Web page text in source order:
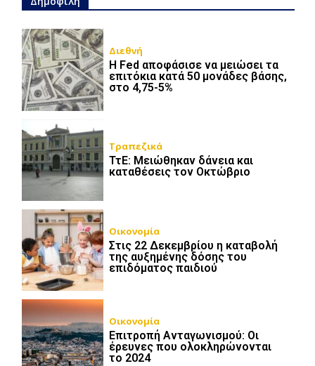
Διεθνή
Η Fed αποφάσισε να μειώσει τα
επιτόκια κατά 50 μονάδες βάσης,
στο 4,75-5%
Τραπεζικά
ΤτΕ: Μειώθηκαν δάνεια και
καταθέσεις τον Οκτώβριο
Οικονομία
Στις 22 Δεκεμβρίου η καταβολή
της αυξημένης δόσης του
επιδόματος παιδιού
Οικονομία
Επιτροπή Ανταγωνισμού: Οι
έρευνες που ολοκληρώνονται
το 2024